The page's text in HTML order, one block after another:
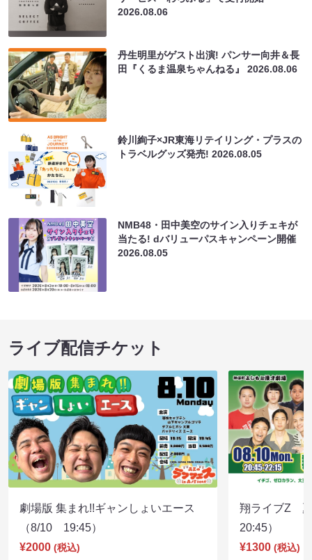
2026.08.06
丹生明里がゲスト出演! パンサー向井＆長
田『くるま温泉ちゃんねる』2026.08.06
鈴川絢子×JR東海リテイリング・プラスの
トラベルグッズ発売!2026.08.05
NMB48・田中美空のサイン入りチェキが
当たる! dバリューパスキャンペーン開催
2026.08.05
ライブ配信チケット
劇場版 集まれ!!ギャンしょいエース
（8/10 19:45）
¥2000 (税込)
翔ライブZ
20:45）
¥1300 (税込)